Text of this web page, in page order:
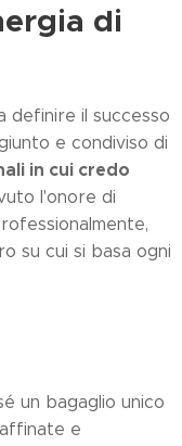
di
definire il successo
e condiviso di
in cui credo
l'onore di
su cui si basa ogni
un bagaglio unico
e